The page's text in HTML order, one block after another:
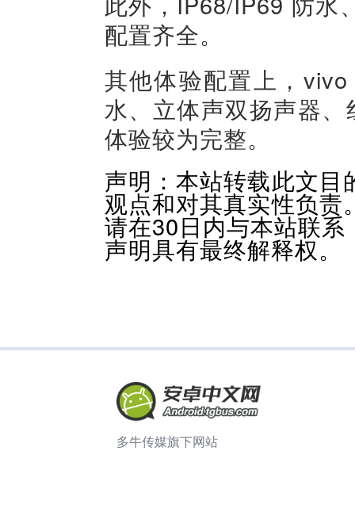
配置齐全。
其他体验配置上，
水、立体声双扬声器
体验较为完整。
声明：本站转载此文
观点和对其真实性负
请在30日内与本站联
声明具有最终解释权。
多牛传媒旗下网站